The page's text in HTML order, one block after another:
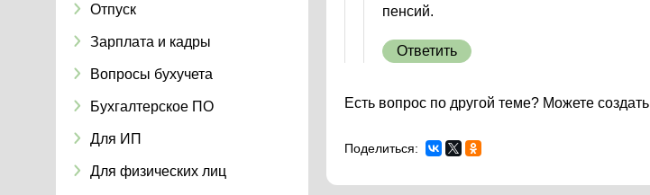
Отпуск
Зарплата и кадры
Вопросы бухучета
Бухгалтерское ПО
Для ИП
Для физических лиц
пенсий.
Ответить
Есть вопрос по другой теме? Можете создать
Поделиться: